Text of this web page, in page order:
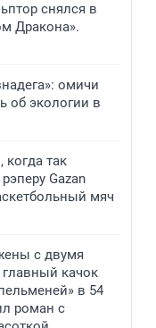
снялся в
Дракона».
омичи
об экологии в
когда так
Gazan
мяч
с двумя
качок
в 54
роман с